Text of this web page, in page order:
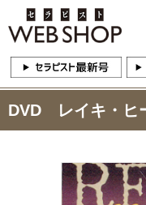
DVD レイキ・ヒ